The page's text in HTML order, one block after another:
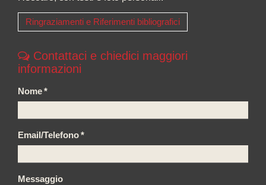
Ringraziamenti e Riferimenti bibliografici
Contattaci e chiedici maggiori
informazioni
Nome*
Email/Telefono*
Messaggio